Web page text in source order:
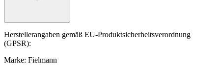
Herstellerangaben gemäß EU-Produktsicherheitsverordnung
(GPSR):
Marke: Fielmann